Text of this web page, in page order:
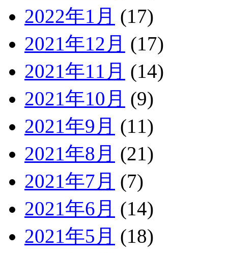
2022年1月 (17)
2021年12月 (17)
2021年11月 (14)
2021年10月 (9)
2021年9月 (11)
2021年8月 (21)
2021年7月 (7)
2021年6月 (14)
2021年5月 (18)